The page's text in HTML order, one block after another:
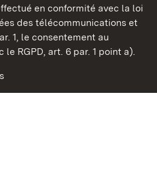
en conformité avec la loi
des télécommunications et
1, le consentement au
RGPD, art. 6 par. 1 point a).